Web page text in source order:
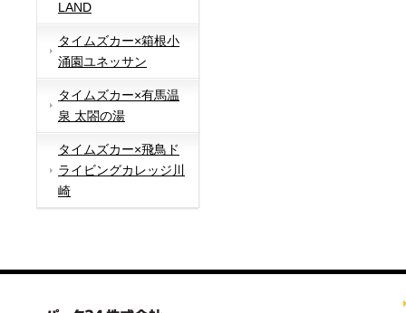
LAND
タイムズカー×箱根小
涌園ユネッサン
タイムズカー×有馬温
泉 太閤の湯
タイムズカー×飛鳥ド
ライビングカレッジ川
崎